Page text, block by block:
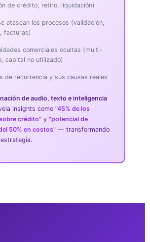
de crédito, retiro, liquidación)
atascan los procesos (validación,
facturas)
comerciales ocultas (multi-
capital no utilizado)
de recurrencia y sus causas reales
de audio, texto e inteligencia
insights como "45% de los
crédito" y "potencial de
50% en costos" — transformando